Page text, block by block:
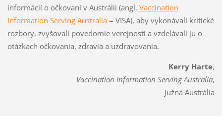
informácií o očkovaní v Austrálii (angl. Vaccination
Information Serving Australia= VISA), aby vykonávali kritické
rozbory, zvyšovali povedomie verejnosti a vzdelávali ju o
otázkach očkovania, zdravia a uzdravovania.
Kerry Harte,
Vaccination Information Serving Australia,
Južná Austrália